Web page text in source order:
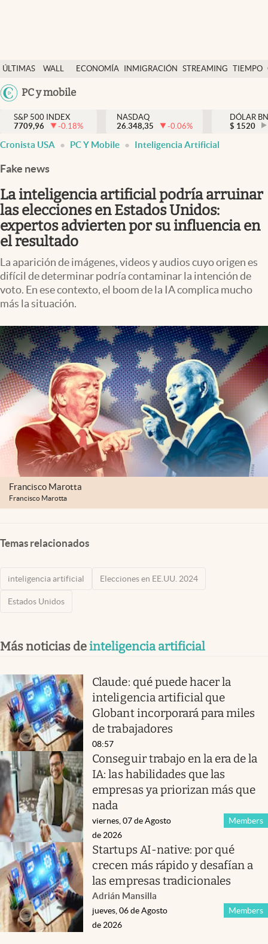
ÚLTIMAS
NOTICIAS
WALL
DÓLAR
ECONOMÍA INMIGRACIÓN STREAMING TIEMPO
México
PC y mobile
Finanzas y economía
Wall Street y dólar
Inmigración
Espiritual
Streaming
Lifestyle
USA
S&P 500 INDEX
7709,96
-0.18%
NASDAQ
26.348,35
-0.06%
DÓLAR
$ 1520
Cronista USA PC Y Mobile Inteligencia Artificial
Fake news
La inteligencia artificial podría arruinar
las elecciones en Estados Unidos:
expertos advierten por su influencia en
el resultado
La aparición de imágenes, videos y audios cuyo origen es
difícil de determinar podría contaminar la intención de
voto. En ese contexto, el boom de la IA complica mucho
más la situación.
Francisco Marotta
Francisco Marotta
Temas relacionados
inteligencia artificial Elecciones en EE.UU. 2024
Estados Unidos
Más noticias deinteligencia artificial
Claude: qué puede hacer la
inteligencia artificial que
Globant incorporará para miles
de trabajadores
08:57
Conseguir trabajo en la era de la
IA: las habilidades que las
empresas ya priorizan más que
nada
Members
viernes, 07 de Agosto
de 2026
Startups AI-native: por qué
crecen más rápido y desafían a
las empresas tradicionales
Adrián Mansilla
Members
jueves, 06 de Agosto
de 2026